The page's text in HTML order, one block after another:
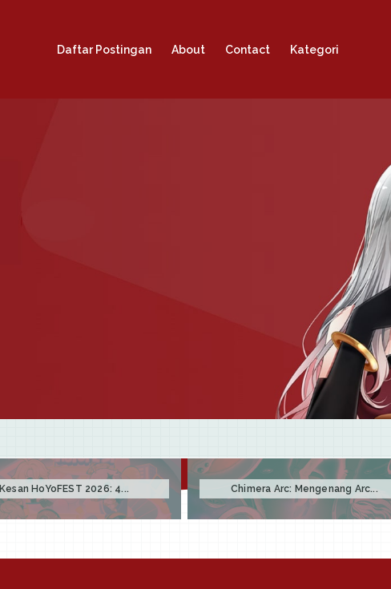
Daftar Postingan About Contact Kategori
Kesan HoYoFEST 2026: 4... Chimera Arc: Mengenang Arc...